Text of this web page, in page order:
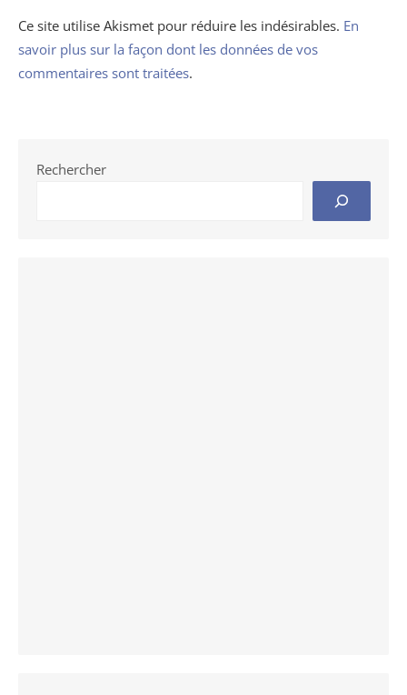
Ce site utilise Akismet pour réduire les indésirables. En
savoir plus sur la façon dont les données de vos
commentaires sont traitées.
Rechercher